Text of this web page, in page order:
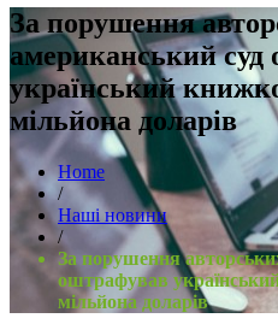
За порушення
американський
український
мільйона доларів
Home
/
Наші новини
/
За порушення
оштрафував
мільйона доларів